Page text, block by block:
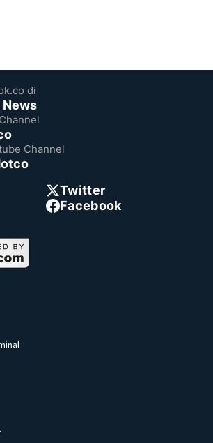
di
News
Channel
Twitter
Facebook